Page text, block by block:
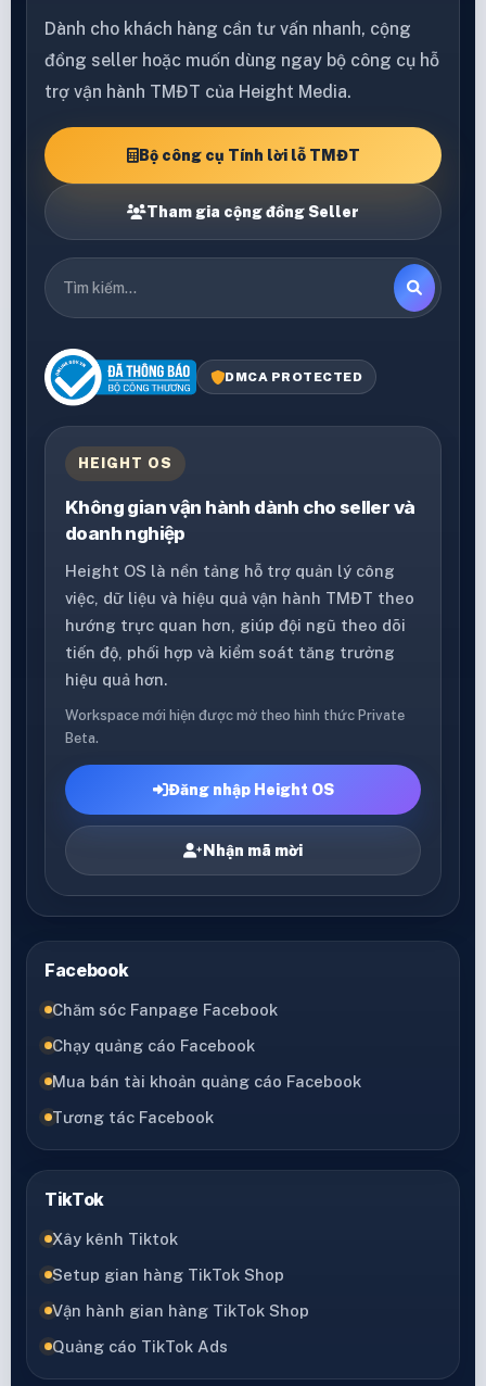
Dành cho khách hàng cần tư vấn nhanh, cộng
đồng seller hoặc muốn dùng ngay bộ công cụ hỗ
trợ vận hành TMĐT của Height Media.
Bộ công cụ Tính lời lỗ TMĐT
Tham gia cộng đồng Seller
DMCA PROTECTED
HEIGHT OS
Không gian vận hành dành cho seller và
doanh nghiệp
Height OS là nền tảng hỗ trợ quản lý công
việc, dữ liệu và hiệu quả vận hành TMĐT theo
hướng trực quan hơn, giúp đội ngũ theo dõi
tiến độ, phối hợp và kiểm soát tăng trưởng
hiệu quả hơn.
Workspace mới hiện được mở theo hình thức Private
Beta.
Đăng nhập Height OS
Nhận mã mời
Facebook
Chăm sóc Fanpage Facebook
Chạy quảng cáo Facebook
Mua bán tài khoản quảng cáo Facebook
Tương tác Facebook
TikTok
Xây kênh Tiktok
Setup gian hàng TikTok Shop
Vận hành gian hàng TikTok Shop
Quảng cáo TikTok Ads